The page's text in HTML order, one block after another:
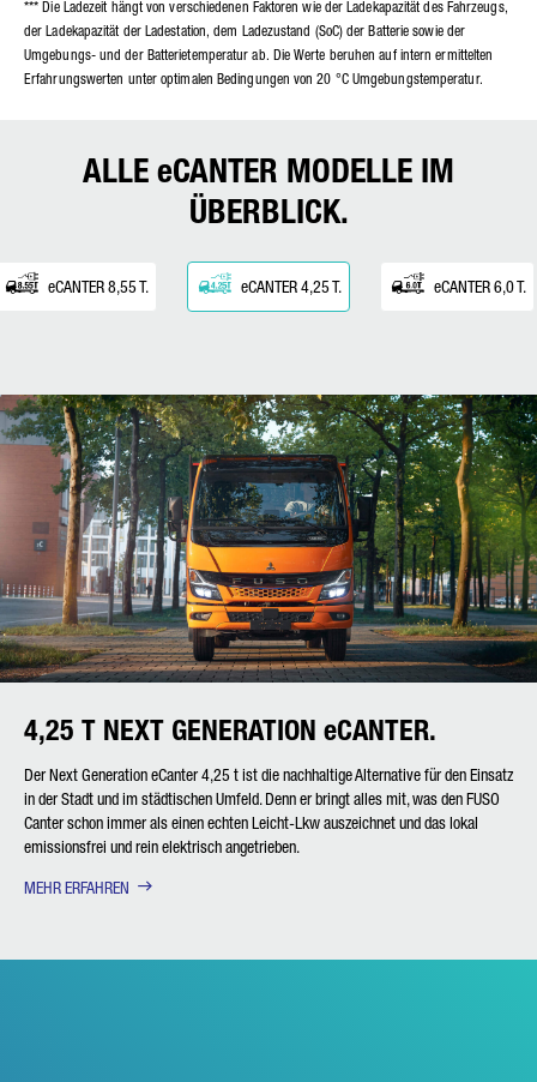
*** Die Ladezeit hängt von verschiedenen Faktoren wie der Ladekapazität des Fahrzeugs,
der Ladekapazität der Ladestation, dem Ladezustand (SoC) der Batterie sowie der
Umgebungs- und der Batterietemperatur ab. Die Werte beruhen auf intern ermittelten
Erfahrungswerten unter optimalen Bedingungen von 20 °C Umgebungstemperatur.
ALLE eCANTER MODELLE IM
ÜBERBLICK.
eCANTER 8,55 T. eCANTER 4,25 T. eCANTER 6,0 T.
4,25 T NEXT GENERATION eCANTER.
Der Next Generation eCanter 4,25 t ist die nachhaltige Alternative für den Einsatz
in der Stadt und im städtischen Umfeld. Denn er bringt alles mit, was den FUSO
Canter schon immer als einen echten Leicht-Lkw auszeichnet und das lokal
emissionsfrei und rein elektrisch angetrieben.
MEHR ERFAHREN